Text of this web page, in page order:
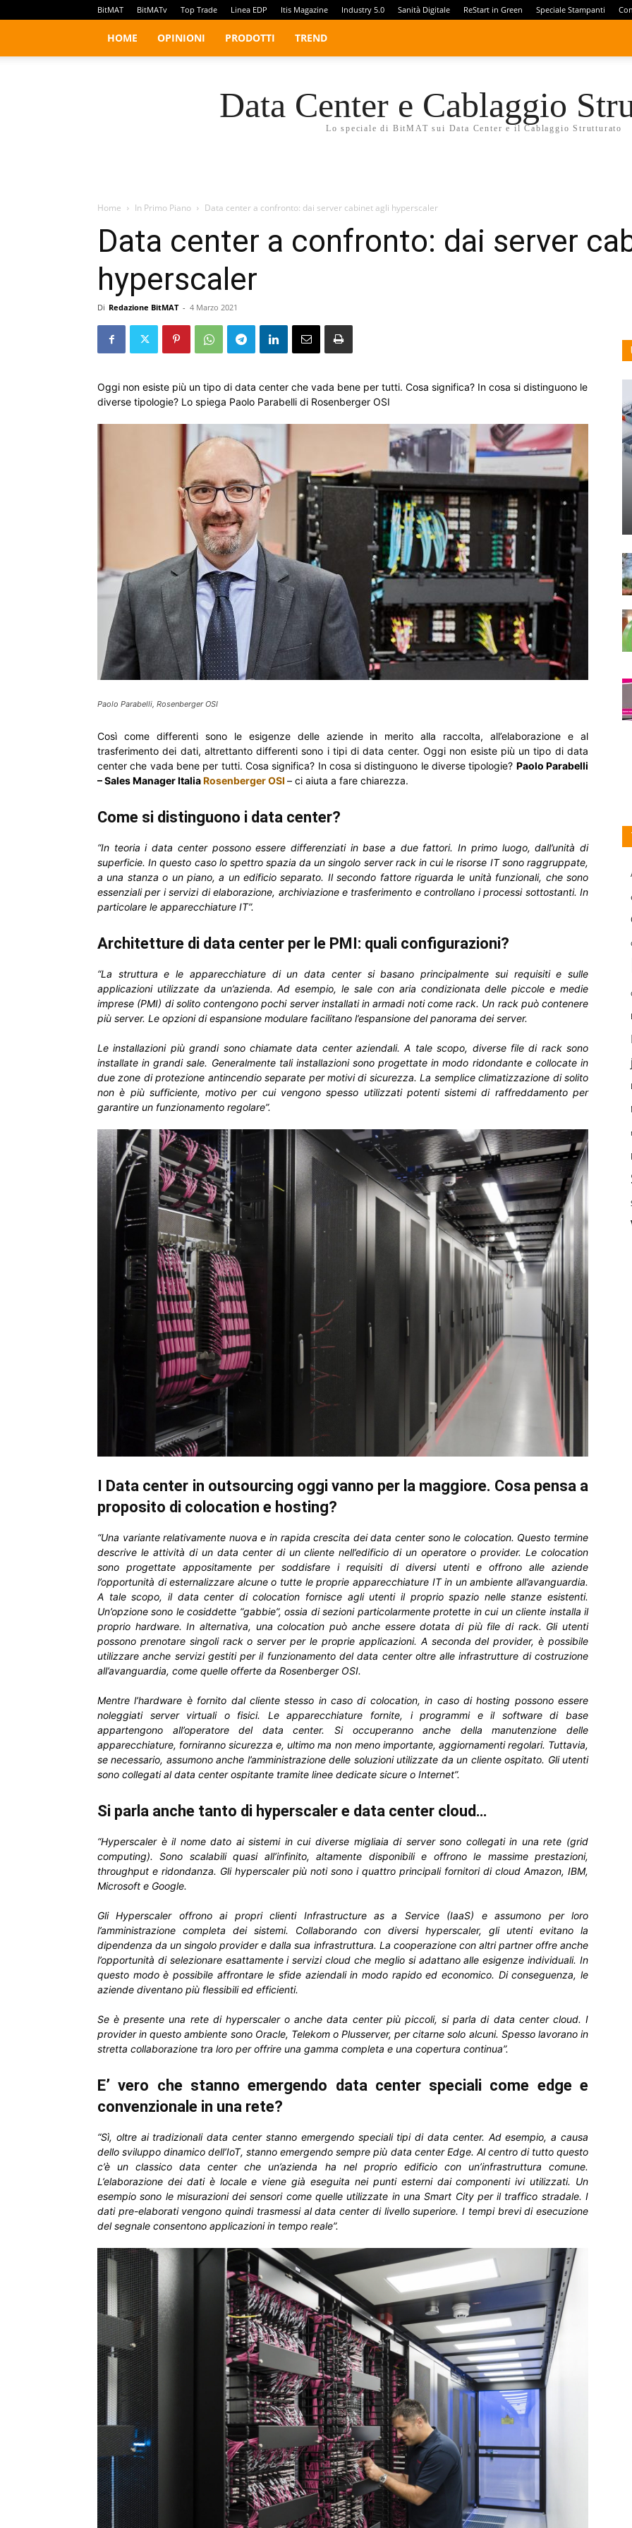
BitMAT BitMATv Top Trade Linea EDP Itis Magazine Industry 5.0 Sanità Digitale ReStart in Green Speciale Stampanti
HOME OPINIONI PRODOTTI TREND
Data Center e Cablaggio
Lo speciale di BitMAT sui Data Center e il Cablaggio Strutturato
Home In Primo Piano Data center a confronto: dai server cabinet agli hyperscaler
Data center a confronto: dai server
hyperscaler
Di Redazione BitMAT - 4 Marzo 2021
Oggi non esiste più un tipo di data center che vada bene per tutti. Cosa significa? In cosa si distinguono le
diverse tipologie? Lo spiega Paolo Parabelli di Rosenberger OSI
Paolo Parabelli, Rosenberger OSI
Così come differenti sono le esigenze delle aziende in merito alla raccolta, all’elaborazione e al
trasferimento dei dati, altrettanto differenti sono i tipi di data center. Oggi non esiste più un tipo di data
center che vada bene per tutti. Cosa significa? In cosa si distinguono le diverse tipologie? Paolo Parabelli
– Sales Manager ItaliaRosenberger OSI – ci aiuta a fare chiarezza.
Come si distinguono i data center?
“In teoria i data center possono essere differenziati in base a due fattori. In primo luogo, dall’unità di
superficie. In questo caso lo spettro spazia da un singolo server rack in cui le risorse IT sono raggruppate,
a una stanza o un piano, a un edificio separato. Il secondo fattore riguarda le unità funzionali, che sono
essenziali per i servizi di elaborazione, archiviazione e trasferimento e controllano i processi sottostanti. In
particolare le apparecchiature IT”.
Architetture di data center per le PMI: quali configurazioni?
“La struttura e le apparecchiature di un data center si basano principalmente sui requisiti e sulle
applicazioni utilizzate da un’azienda. Ad esempio, le sale con aria condizionata delle piccole e medie
imprese (PMI) di solito contengono pochi server installati in armadi noti come rack. Un rack può contenere
più server. Le opzioni di espansione modulare facilitano l’espansione del panorama dei server.
Le installazioni più grandi sono chiamate data center aziendali. A tale scopo, diverse file di rack sono
installate in grandi sale. Generalmente tali installazioni sono progettate in modo ridondante e collocate in
due zone di protezione antincendio separate per motivi di sicurezza. La semplice climatizzazione di solito
non è più sufficiente, motivo per cui vengono spesso utilizzati potenti sistemi di raffreddamento per
garantire un funzionamento regolare”.
I Data center in outsourcing oggi vanno per la maggiore. Cosa pensa a
proposito di colocation e hosting?
“Una variante relativamente nuova e in rapida crescita dei data center sono le colocation. Questo termine
descrive le attività di un data center di un cliente nell’edificio di un operatore o provider. Le colocation
sono progettate appositamente per soddisfare i requisiti di diversi utenti e offrono alle aziende
l’opportunità di esternalizzare alcune o tutte le proprie apparecchiature IT in un ambiente all’avanguardia.
A tale scopo, il data center di colocation fornisce agli utenti il proprio spazio nelle stanze esistenti.
Un’opzione sono le cosiddette “gabbie”, ossia di sezioni particolarmente protette in cui un cliente installa il
proprio hardware. In alternativa, una colocation può anche essere dotata di più file di rack. Gli utenti
possono prenotare singoli rack o server per le proprie applicazioni. A seconda del provider, è possibile
utilizzare anche servizi gestiti per il funzionamento del data center oltre alle infrastrutture di costruzione
all’avanguardia, come quelle offerte da Rosenberger OSI.
Mentre l’hardware è fornito dal cliente stesso in caso di colocation, in caso di hosting possono essere
noleggiati server virtuali o fisici. Le apparecchiature fornite, i programmi e il software di base
appartengono all’operatore del data center. Si occuperanno anche della manutenzione delle
apparecchiature, forniranno sicurezza e, ultimo ma non meno importante, aggiornamenti regolari. Tuttavia,
se necessario, assumono anche l’amministrazione delle soluzioni utilizzate da un cliente ospitato. Gli utenti
sono collegati al data center ospitante tramite linee dedicate sicure o Internet”.
Si parla anche tanto di hyperscaler e data center cloud…
“Hyperscaler è il nome dato ai sistemi in cui diverse migliaia di server sono collegati in una rete (grid
computing). Sono scalabili quasi all’infinito, altamente disponibili e offrono le massime prestazioni,
throughput e ridondanza. Gli hyperscaler più noti sono i quattro principali fornitori di cloud Amazon, IBM,
Microsoft e Google.
Gli Hyperscaler offrono ai propri clienti Infrastructure as a Service (IaaS) e assumono per loro
l’amministrazione completa dei sistemi. Collaborando con diversi hyperscaler, gli utenti evitano la
dipendenza da un singolo provider e dalla sua infrastruttura. La cooperazione con altri partner offre anche
l’opportunità di selezionare esattamente i servizi cloud che meglio si adattano alle esigenze individuali. In
questo modo è possibile affrontare le sfide aziendali in modo rapido ed economico. Di conseguenza, le
aziende diventano più flessibili ed efficienti.
Se è presente una rete di hyperscaler o anche data center più piccoli, si parla di data center cloud. I
provider in questo ambiente sono Oracle, Telekom o Plusserver, per citarne solo alcuni. Spesso lavorano in
stretta collaborazione tra loro per offrire una gamma completa e una copertura continua”.
E’ vero che stanno emergendo data center speciali come edge e
convenzionale in una rete?
“Sì, oltre ai tradizionali data center stanno emergendo speciali tipi di data center. Ad esempio, a causa
dello sviluppo dinamico dell’IoT, stanno emergendo sempre più data center Edge. Al centro di tutto questo
c’è un classico data center che un’azienda ha nel proprio edificio con un’infrastruttura comune.
L’elaborazione dei dati è locale e viene già eseguita nei punti esterni dai componenti ivi utilizzati. Un
esempio sono le misurazioni dei sensori come quelle utilizzate in una Smart City per il traffico stradale. I
dati pre-elaborati vengono quindi trasmessi al data center di livello superiore. I tempi brevi di esecuzione
del segnale consentono applicazioni in tempo reale”.